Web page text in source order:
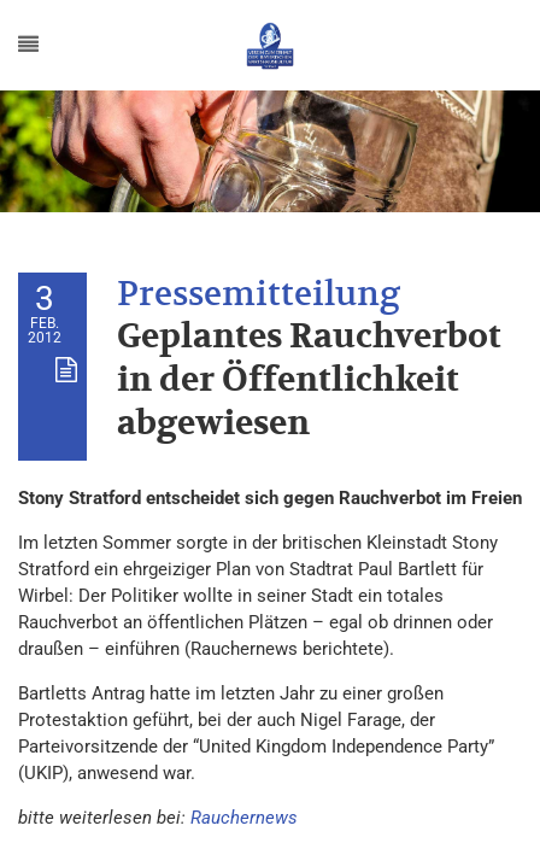
3
FEB.
2012
Geplantes Rauchverbot
in der Öffentlichkeit
abgewiesen
Stony Stratford entscheidet sich gegen Rauchverbot im Freien
Im letzten Sommer sorgte in der britischen Kleinstadt Stony
Stratford ein ehrgeiziger Plan von Stadtrat Paul Bartlett für
Wirbel: Der Politiker wollte in seiner Stadt ein totales
Rauchverbot an öffentlichen Plätzen – egal ob drinnen oder
draußen – einführen (Rauchernews berichtete).
Bartletts Antrag hatte im letzten Jahr zu einer großen
Protestaktion geführt, bei der auch Nigel Farage, der
Parteivorsitzende der “United Kingdom Independence Party”
(UKIP), anwesend war.
bitte weiterlesen bei: Rauchernews